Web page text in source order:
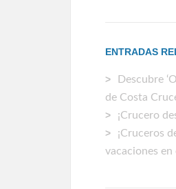
ENTRADAS
Descubre
de Costa
¡Crucero
¡Cruceros
vacaciones